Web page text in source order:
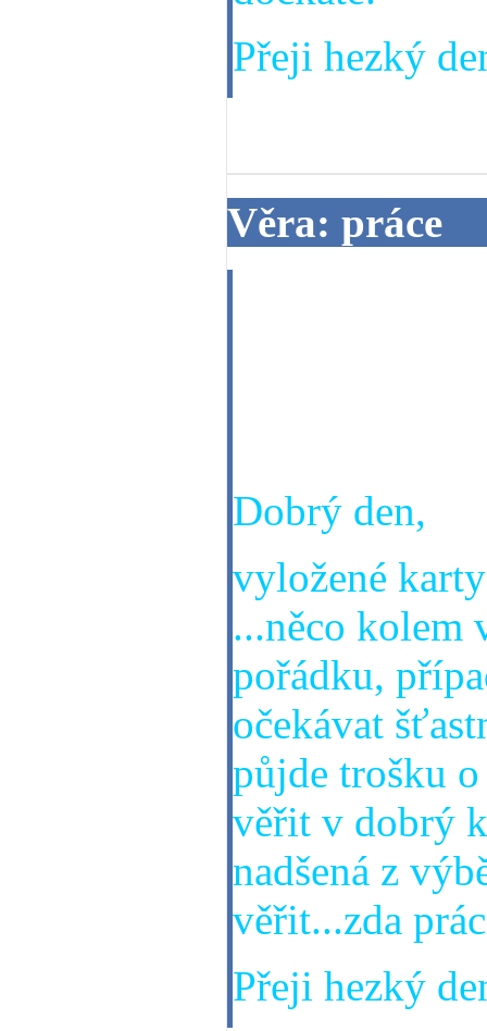
Přeji hezký
Věra: práce
Dobrý den,
vyložené
...něco kolem
pořádku,
očekávat
půjde trošku
věřit v dobrý
nadšená z
věřit...zda
Přeji hezký